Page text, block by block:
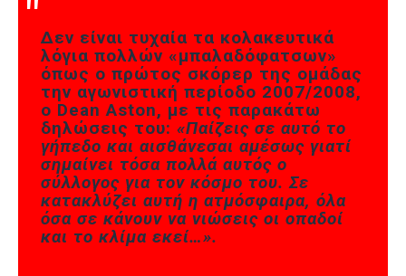
Δεν είναι τυχαία τα κολακευτικά
λόγια πολλών «μπαλαδόφατσων»
όπως ο πρώτος σκόρερ της ομάδας
την αγωνιστική περίοδο 2007/2008,
ο Dean Aston, με τις παρακάτω
δηλώσεις του:«Παίζεις σε αυτό το
γήπεδο και αισθάνεσαι αμέσως γιατί
σημαίνει τόσα πολλά αυτός ο
σύλλογος για τον κόσμο του. Σε
κατακλύζει αυτή η ατμόσφαιρα, όλα
όσα σε κάνουν να νιώσεις οι οπαδοί
και το κλίμα εκεί…».